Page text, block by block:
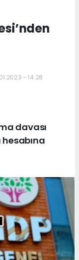
- 14:28
davası
hesabına